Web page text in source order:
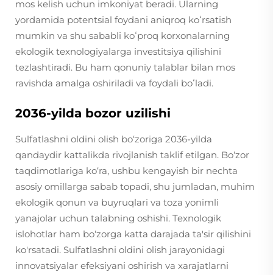
mos kelish uchun imkoniyat beradi. Ularning
yordamida potentsial foydani aniqroq koʻrsatish
mumkin va shu sababli koʻproq korxonalarning
ekologik texnologiyalarga investitsiya qilishini
tezlashtiradi. Bu ham qonuniy talablar bilan mos
ravishda amalga oshiriladi va foydali boʻladi.
2036-yilda bozor uzilishi
Sulfatlashni oldini olish bo‘zoriga 2036-yilda
qandaydir kattalikda rivojlanish taklif etilgan. Bo‘zor
taqdimotlariga ko‘ra, ushbu kengayish bir nechta
asosiy omillarga sabab topadi, shu jumladan, muhim
ekologik qonun va buyruqlari va toza yonimli
yanajolar uchun talabning oshishi. Texnologik
islohotlar ham bo‘zorga katta darajada ta'sir qilishini
ko'rsatadi. Sulfatlashni oldini olish jarayonidagi
innovatsiyalar efeksiyani oshirish va xarajatlarni